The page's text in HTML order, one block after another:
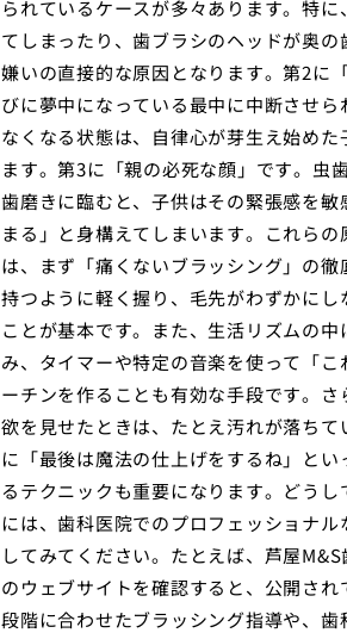
られているケースが多々あります。特
てしまったり、歯ブラシのヘッドが奥
嫌いの直接的な原因となります。第2に
びに夢中になっている最中に中断させ
なくなる状態は、自律心が芽生え始め
ます。第3に「親の必死な顔」です。虫
歯磨きに臨むと、子供はその緊張感を
まる」と身構えてしまいます。これら
は、まず「痛くないブラッシング」の
持つように軽く握り、毛先がわずかに
ことが基本です。また、生活リズムの
み、タイマーや特定の音楽を使って「
ーチンを作ることも有効な手段です。
欲を見せたときは、たとえ汚れが落ち
に「最後は魔法の仕上げをするね」と
るテクニックも重要になります。どう
には、歯科医院でのプロフェッショナ
してみてください。たとえば、芦屋
のウェブサイトを確認すると、公開さ
段階に合わせたブラッシング指導や、